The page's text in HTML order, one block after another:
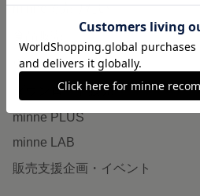
minneで売りたい
ヴィンテージ販売
ダウンロード販売
minne PLUS
minne LAB
販売支援企画・イベント